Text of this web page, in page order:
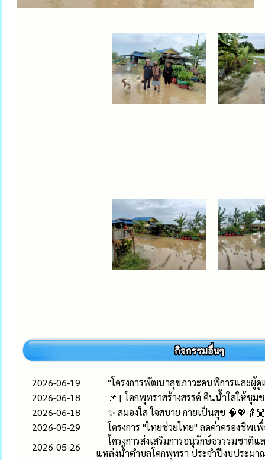
2026-06-19
"โครงการพัฒนาสุขภาวะคนพิการและผู้
2026-06-18
📌 [ โคกพุทราสร้างสรรค์ คืนน้ำใสให้ชุม
2026-06-18
✨ สมองใส ใจสบาย กายเป็นสุข
2026-05-29
โครงการ "ไทยช่วยไทย" ลดค่าครองชีพเ
2026-05-26
โครงการส่งเสริมการอนุรักษ์ธรรรมชาติ
แหล่งน้ำตำบลโคกพุทรา ประจำปีงบประมา